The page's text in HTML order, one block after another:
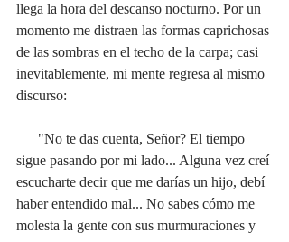
llega la hora del descanso nocturno. Por un
momento me distraen las formas caprichosas
de las sombras en el techo de la carpa; casi
inevitablemente, mi mente regresa al mismo
discurso:
sigue pasando por mi lado... Alguna vez creí
escucharte decir que me darías un hijo, debí
haber entendido mal... No sabes cómo me
molesta la gente con sus murmuraciones y